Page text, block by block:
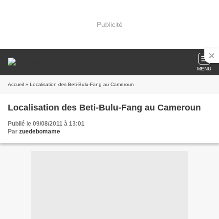
Publicité
MENU
Accueil » Localisation des Beti-Bulu-Fang au Cameroun
Localisation des Beti-Bulu-Fang au Cameroun
Publié le 09/08/2011 à 13:01
Par zuedebomame